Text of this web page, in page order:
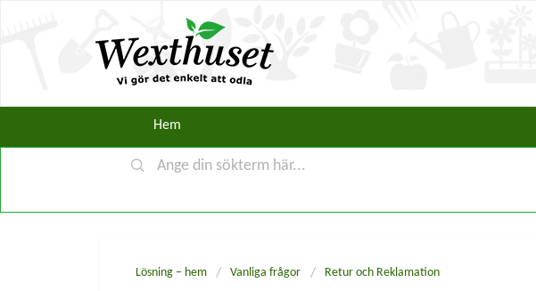
Lösning – hem Vanliga frågor Retur och Reklamation